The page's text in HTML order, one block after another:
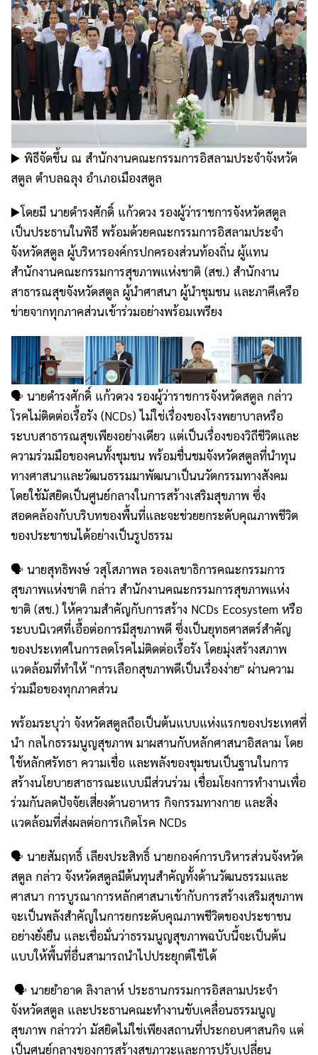
▶️ พิธีจัดขึ้น ณ สำนักงานคณะกรรมการอิสลามประจำจังหวัด
สตูล ตำบลฉลุง อำเภอเมืองสตูล
▶️โดยมี นายดำรงศักดิ์ แก้วดวง รองผู้ว่าราชการจังหวัดสตูล
เป็นประธานในพิธี พร้อมด้วยคณะกรรมการอิสลามประจำ
จังหวัดสตูล ผู้บริหารองค์กรปกครองส่วนท้องถิ่น ผู้แทน
สำนักงานคณะกรรมการสุขภาพแห่งชาติ (สช.) สำนักงาน
สาธารณสุขจังหวัดสตูล ผู้นำศาสนา ผู้นำชุมชน และภาคีเครือ
ข่ายจากทุกภาคส่วนเข้าร่วมอย่างพร้อมเพรียง
🗣 นายดำรงศักดิ์ แก้วดวง รองผู้ว่าราชการจังหวัดสตูล กล่าว
โรคไม่ติดต่อเรื้อรัง (NCDs) ไม่ใช่เรื่องของโรงพยาบาลหรือ
ระบบสาธารณสุขเพียงอย่างเดียว แต่เป็นเรื่องของวิถีชีวิตและ
ความร่วมมือของคนทั้งชุมชน พร้อมชื่นชมจังหวัดสตูลที่นำทุน
ทางศาสนาและวัฒนธรรมมาพัฒนาเป็นนวัตกรรมทางสังคม
โดยใช้มัสยิดเป็นศูนย์กลางในการสร้างเสริมสุขภาพ ซึ่ง
สอดคล้องกับบริบทของพื้นที่และจะช่วยยกระดับคุณภาพชีวิต
ของประชาชนได้อย่างเป็นรูปธรรม
🗣 นายสุทธิพงษ์ วสุโสภาพล รองเลขาธิการคณะกรรมการ
สุขภาพแห่งชาติ กล่าว สำนักงานคณะกรรมการสุขภาพแห่ง
ชาติ (สช.) ให้ความสำคัญกับการสร้าง NCDs Ecosystem หรือ
ระบบนิเวศที่เอื้อต่อการมีสุขภาพดี ซึ่งเป็นยุทธศาสตร์สำคัญ
ของประเทศในการลดโรคไม่ติดต่อเรื้อรัง โดยมุ่งสร้างสภาพ
แวดล้อมที่ทำให้ "การเลือกสุขภาพดีเป็นเรื่องง่าย" ผ่านความ
ร่วมมือของทุกภาคส่วน
พร้อมระบุว่า จังหวัดสตูลถือเป็นต้นแบบแห่งแรกของประเทศที่
นำ กลไกธรรมนูญสุขภาพ มาผสานกับหลักศาสนาอิสลาม โดย
ใช้หลักศรัทธา ความเชื่อ และพลังของชุมชนเป็นฐานในการ
สร้างนโยบายสาธารณะแบบมีส่วนร่วม เชื่อมโยงการทำงานเพื่อ
ร่วมกันลดปัจจัยเสี่ยงด้านอาหาร กิจกรรมทางกาย และสิ่ง
แวดล้อมที่ส่งผลต่อการเกิดโรค NCDs
🗣 นายสัมฤทธิ์ เลียงประสิทธิ์ นายกองค์การบริหารส่วนจังหวัด
สตูล กล่าว จังหวัดสตูลมีต้นทุนสำคัญทั้งด้านวัฒนธรรมและ
ศาสนา การบูรณาการหลักศาสนาเข้ากับการสร้างเสริมสุขภาพ
จะเป็นพลังสำคัญในการยกระดับคุณภาพชีวิตของประชาชน
อย่างยั่งยืน และเชื่อมั่นว่าธรรมนูญสุขภาพฉบับนี้จะเป็นต้น
แบบให้พื้นที่อื่นสามารถนำไปประยุกต์ใช้ได้
🗣 นายยำอาด ลิงาลาห์ ประธานกรรมการอิสลามประจำ
จังหวัดสตูล และประธานคณะทำงานขับเคลื่อนธรรมนูญ
สุขภาพ กล่าวว่า มัสยิดไม่ใช่เพียงสถานที่ประกอบศาสนกิจ แต่
เป็นศูนย์กลางของการสร้างสุขภาวะและการปรับเปลี่ยน